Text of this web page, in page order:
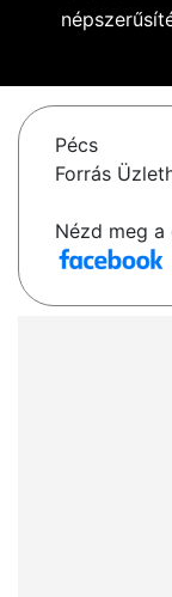
Pécs
Forrás
Nézd meg